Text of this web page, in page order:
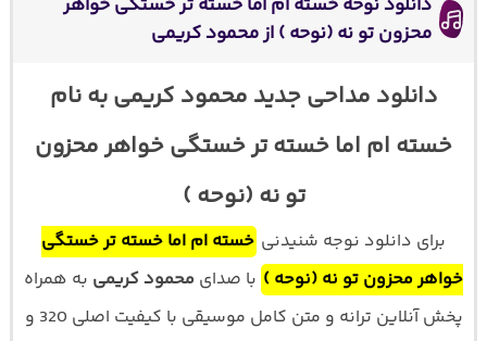
محزون تو نه (نوحه ) از محمود کریمی
دانلود مداحی جدید محمود کریمی به نام
خسته ام اما خسته تر خستگی خواهر محزون
تو نه (نوحه )
برای دانلود نوجه شنیدنی خسته ام اما خسته تر خستگی
خواهر محزون تو نه (نوحه ) با صدای محمود کریمی به همراه
پخش آنلاین ترانه و متن کامل موسیقی با کیفیت اصلی 320 و